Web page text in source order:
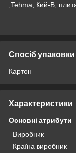
,Tehma, Кий-В,
Спосіб упаковки
Картон
Характеристики
Основні атрибути
Виробник
Країна виробник